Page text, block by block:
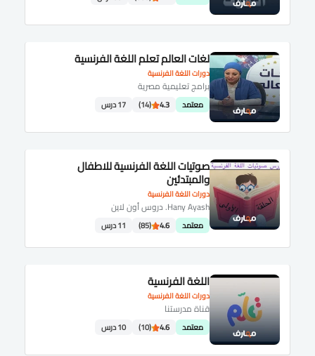
دورات اللغة الفرنسية
لغات العالم تعلم اللغة الفرنسية
برامج تعليمية مصرية
معتمد 4.3
(14) 17 درس
دورات اللغة الفرنسية
صوتيات اللغة الفرنسية للاطفال
والمبتدئين
Hany Ayash. دروس أون لاين
معتمد 4.6
(85) 11 درس
دورات اللغة الفرنسية
اللغة الفرنسية
قناة مدرستنا
معتمد 4.6
(10) 10 درس